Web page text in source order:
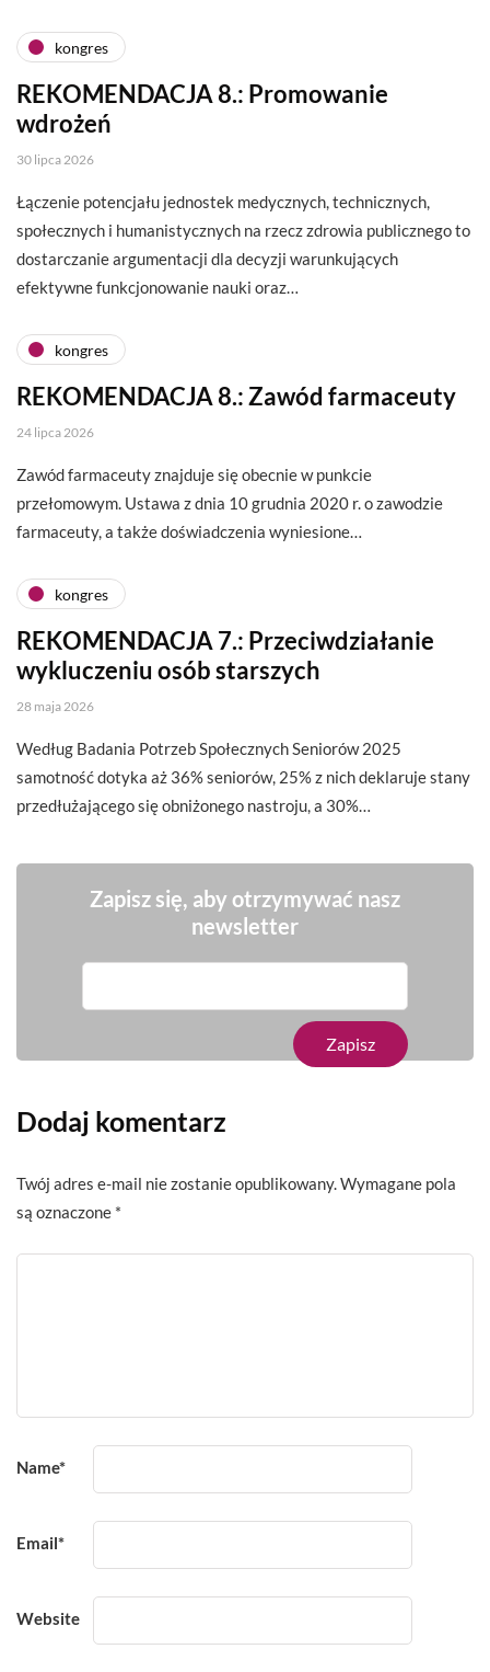
kongres
REKOMENDACJA 8.: Promowanie
wdrożeń
30 lipca 2026
Łączenie potencjału jednostek medycznych, technicznych,
społecznych i humanistycznych na rzecz zdrowia publicznego to
dostarczanie argumentacji dla decyzji warunkujących
efektywne funkcjonowanie nauki oraz…
kongres
REKOMENDACJA 8.: Zawód farmaceuty
24 lipca 2026
Zawód farmaceuty znajduje się obecnie w punkcie
przełomowym. Ustawa z dnia 10 grudnia 2020 r. o zawodzie
farmaceuty, a także doświadczenia wyniesione…
kongres
REKOMENDACJA 7.: Przeciwdziałanie
wykluczeniu osób starszych
28 maja 2026
Według Badania Potrzeb Społecznych Seniorów 2025
samotność dotyka aż 36% seniorów, 25% z nich deklaruje stany
przedłużającego się obniżonego nastroju, a 30%…
Zapisz się, aby otrzymywać nasz
newsletter
Dodaj komentarz
Twój adres e-mail nie zostanie opublikowany.Wymagane pola
są oznaczone *
Name*
Email*
Website